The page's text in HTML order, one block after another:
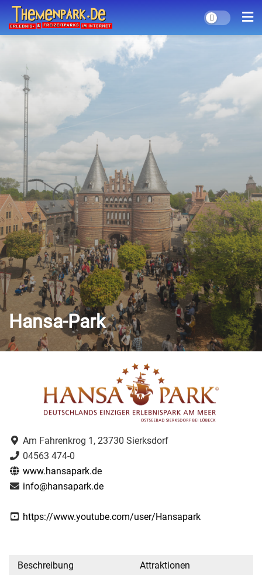
Hansa-Park
Am Fahrenkrog 1, 23730 Sierksdorf
04563 474-0
www.hansapark.de
info@hansapark.de
https://www.youtube.com/user/Hansapark
Beschreibung
Attraktionen